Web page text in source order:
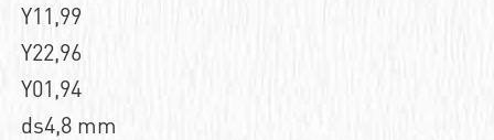
Y11,99
Y22,96
Y01,94
ds4,8 mm